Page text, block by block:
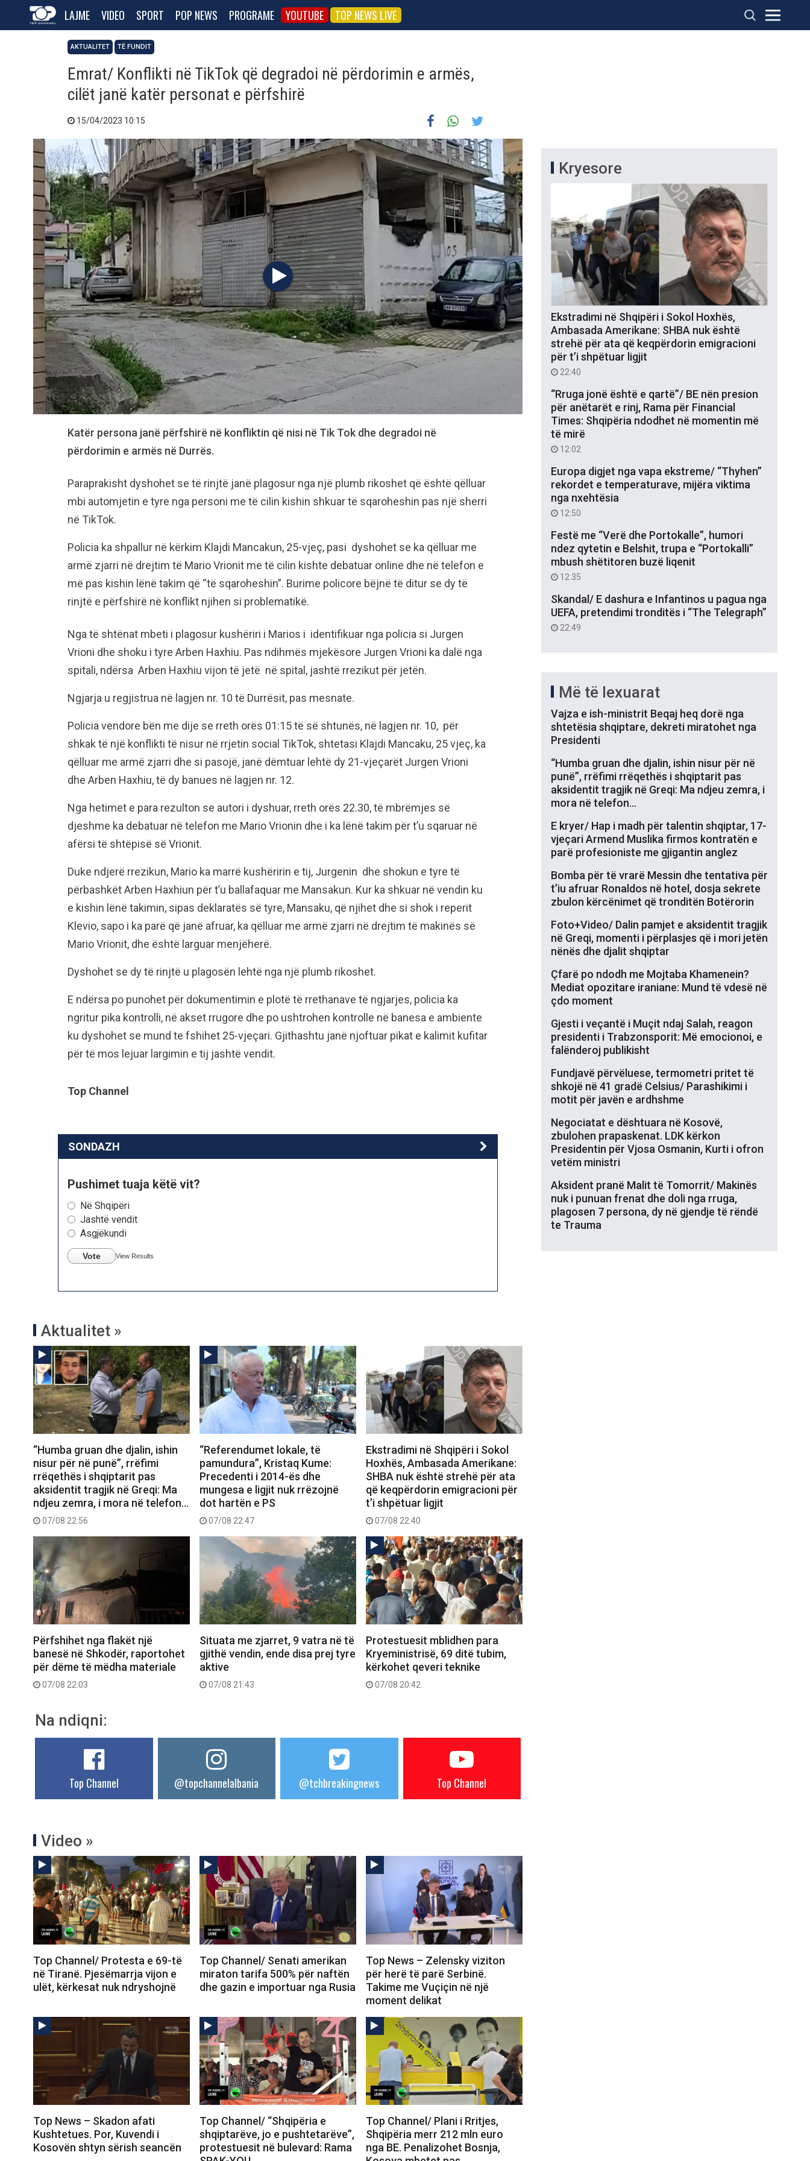
LAJME VIDEO SPORT POP NEWS PROGRAME YOUTUBE TOP NEWS LIVE
AKTUALITET TË FUNDIT
Emrat/ Konflikti në TikTok që degradoi në përdorimin e armës,
cilët janë katër personat e përfshirë
15/04/2023 10:15
Katër persona janë përfshirë në konfliktin që nisi në Tik Tok dhe degradoi në
përdorimin e armës në Durrës.
Paraprakisht dyshohet se të rinjtë janë plagosur nga një plumb rikoshet që është qëlluar
mbi automjetin e tyre nga personi me të cilin kishin shkuar të sqaroheshin pas një sherri
në TikTok.
Policia ka shpallur në kërkim Klajdi Mancakun, 25-vjeç, pasi dyshohet se ka qëlluar me
armë zjarri në drejtim të Mario Vrionit me të cilin kishte debatuar online dhe në telefon e
më pas kishin lënë takim që “të sqaroheshin”. Burime policore bëjnë të ditur se dy të
rinjtë e përfshirë në konflikt njihen si problematikë.
Nga të shtënat mbeti i plagosur kushëriri i Marios i identifikuar nga policia si Jurgen
Vrioni dhe shoku i tyre Arben Haxhiu. Pas ndihmës mjekësore Jurgen Vrioni ka dalë nga
spitali, ndërsa Arben Haxhiu vijon të jetë në spital, jashtë rrezikut për jetën.
Ngjarja u regjistrua në lagjen nr. 10 të Durrësit, pas mesnate.
Policia vendore bën me dije se rreth orës 01:15 të së shtunës, në lagjen nr. 10, për
shkak të një konflikti të nisur në rrjetin social TikTok, shtetasi Klajdi Mancaku, 25 vjeç, ka
qëlluar me armë zjarri dhe si pasojë, janë dëmtuar lehtë dy 21-vjeçarët Jurgen Vrioni
dhe Arben Haxhiu, të dy banues në lagjen nr. 12.
Nga hetimet e para rezulton se autori i dyshuar, rreth orës 22.30, të mbrëmjes së
djeshme ka debatuar në telefon me Mario Vrionin dhe i ka lënë takim për t’u sqaruar në
afërsi të shtëpisë së Vrionit.
Duke ndjerë rrezikun, Mario ka marrë kushëririn e tij, Jurgenin dhe shokun e tyre të
përbashkët Arben Haxhiun për t’u ballafaquar me Mansakun. Kur ka shkuar në vendin ku
e kishin lënë takimin, sipas deklaratës së tyre, Mansaku, që njihet dhe si shok i reperit
Klevio, sapo i ka parë që janë afruar, ka qëlluar me armë zjarri në drejtim të makinës së
Mario Vrionit, dhe është larguar menjëherë.
Dyshohet se dy të rinjtë u plagosën lehtë nga një plumb rikoshet.
E ndërsa po punohet për dokumentimin e plotë të rrethanave të ngjarjes, policia ka
ngritur pika kontrolli, në akset rrugore dhe po ushtrohen kontrolle në banesa e ambiente
ku dyshohet se mund te fshihet 25-vjeçari. Gjithashtu janë njoftuar pikat e kalimit kufitar
për të mos lejuar largimin e tij jashtë vendit.
Top Channel
SONDAZH
Pushimet tuaja këtë vit?
Në Shqipëri
Jashtë vendit
Asgjëkundi
Vote View Results
Aktualitet »
“Humba gruan dhe djalin, ishin
nisur për në punë”, rrëfimi
rrëqethës i shqiptarit pas
aksidentit tragjik në Greqi: Ma
ndjeu zemra, i mora në telefon…
07/08 22:56
“Referendumet lokale, të
pamundura”, Kristaq Kume:
Precedenti i 2014-ës dhe
mungesa e ligjit nuk rrëzojnë
dot hartën e PS
07/08 22:47
Ekstradimi në Shqipëri i Sokol
Hoxhës, Ambasada Amerikane:
SHBA nuk është strehë për ata
që keqpërdorin emigracioni për
t’i shpëtuar ligjit
07/08 22:40
Përfshihet nga flakët një
banesë në Shkodër, raportohet
për dëme të mëdha materiale
07/08 22:03
Situata me zjarret, 9 vatra në të
gjithë vendin, ende disa prej tyre
aktive
07/08 21:43
Protestuesit mblidhen para
Kryeministrisë, 69 ditë tubim,
kërkohet qeveri teknike
07/08 20:42
Na ndiqni:
Top Channel @topchannelalbania @tchbreakingnews Top Channel
Video »
Top Channel/ Protesta e 69-të
në Tiranë. Pjesëmarrja vijon e
ulët, kërkesat nuk ndryshojnë
Top Channel/ Senati amerikan
miraton tarifa 500% për naftën
dhe gazin e importuar nga Rusia
Top News – Zelensky viziton
për herë të parë Serbinë.
Takime me Vuçiçin në një
moment delikat
Top News – Skadon afati
Kushtetues. Por, Kuvendi i
Kosovën shtyn sërish seancën
Top Channel/ “Shqipëria e
shqiptarëve, jo e pushtetarëve”,
protestuesit në bulevard: Rama
Top Channel/ Plani i Rritjes,
Shqipëria merr 212 mln euro
nga BE. Penalizohet Bosnja,
Kryesore
Ekstradimi në Shqipëri i Sokol Hoxhës,
Ambasada Amerikane: SHBA nuk është
strehë për ata që keqpërdorin emigracioni
për t’i shpëtuar ligjit
22:40
“Rruga jonë është e qartë”/ BE nën presion
për anëtarët e rinj, Rama për Financial
Times: Shqipëria ndodhet në momentin më
të mirë
12:02
Europa digjet nga vapa ekstreme/ “Thyhen”
rekordet e temperaturave, mijëra viktima
nga nxehtësia
12:50
Festë me “Verë dhe Portokalle”, humori
ndez qytetin e Belshit, trupa e “Portokalli”
mbush shëtitoren buzë liqenit
12:35
Skandal/ E dashura e Infantinos u pagua nga
UEFA, pretendimi tronditës i “The Telegraph”
22:49
Më të lexuarat
Vajza e ish-ministrit Beqaj heq dorë nga
shtetësia shqiptare, dekreti miratohet nga
Presidenti
“Humba gruan dhe djalin, ishin nisur për në
punë”, rrëfimi rrëqethës i shqiptarit pas
aksidentit tragjik në Greqi: Ma ndjeu zemra, i
mora në telefon…
E kryer/ Hap i madh për talentin shqiptar, 17-
vjeçari Armend Muslika firmos kontratën e
parë profesioniste me gjigantin anglez
Bomba për të vrarë Messin dhe tentativa për
t’iu afruar Ronaldos në hotel, dosja sekrete
zbulon kërcënimet që tronditën Botërorin
Foto+Video/ Dalin pamjet e aksidentit tragjik
në Greqi, momenti i përplasjes që i mori jetën
nënës dhe djalit shqiptar
Çfarë po ndodh me Mojtaba Khamenein?
Mediat opozitare iraniane: Mund të vdesë në
çdo moment
Gjesti i veçantë i Muçit ndaj Salah, reagon
presidenti i Trabzonsporit: Më emocionoi, e
falënderoj publikisht
Fundjavë përvëluese, termometri pritet të
shkojë në 41 gradë Celsius/ Parashikimi i
motit për javën e ardhshme
Negociatat e dështuara në Kosovë,
zbulohen prapaskenat. LDK kërkon
Presidentin për Vjosa Osmanin, Kurti i ofron
vetëm ministri
Aksident pranë Malit të Tomorrit/ Makinës
nuk i punuan frenat dhe doli nga rruga,
plagosen 7 persona, dy në gjendje të rëndë
te Trauma